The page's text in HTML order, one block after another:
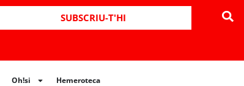
SUBSCRIU-T'HI
Oh!si Hemeroteca
Hemeroteca